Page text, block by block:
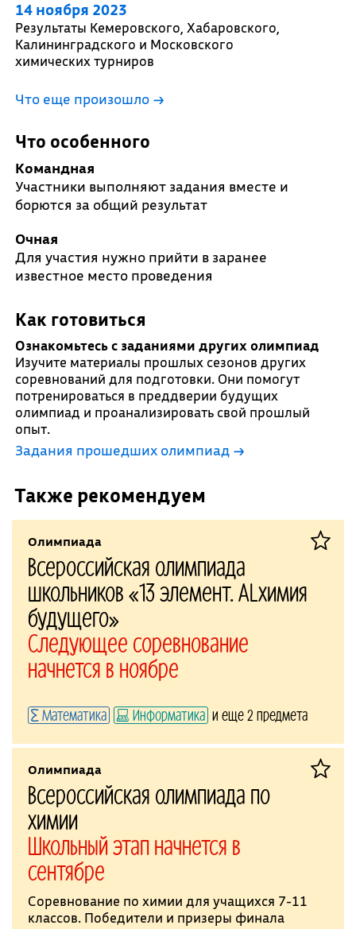
14 ноября 2023
Результаты Кемеровского, Хабаровского,
Калининградского и Московского
химических турниров
Что еще произошло →
Что особенного
Командная
Участники выполняют задания вместе и
борются за общий результат
Очная
Для участия нужно прийти в заранее
известное место проведения
Как готовиться
Ознакомьтесь с заданиями других олимпиад
Изучите материалы прошлых сезонов других
соревнований для подготовки. Они помогут
потренироваться в преддверии будущих
олимпиад и проанализировать свой прошлый
опыт.
Задания прошедших олимпиад →
Также рекомендуем
Олимпиада
Всероссийская олимпиада
школьников «13 элемент. ALхимия
будущего»
Следующее соревнование
начнется в ноябре
Математика Информатика и еще 2 предмета
Олимпиада
Всероссийская олимпиада по
химии
Школьный этап начнется в
сентябре
Соревнование по химии для учащихся 7-11
классов. Победители и призеры финала